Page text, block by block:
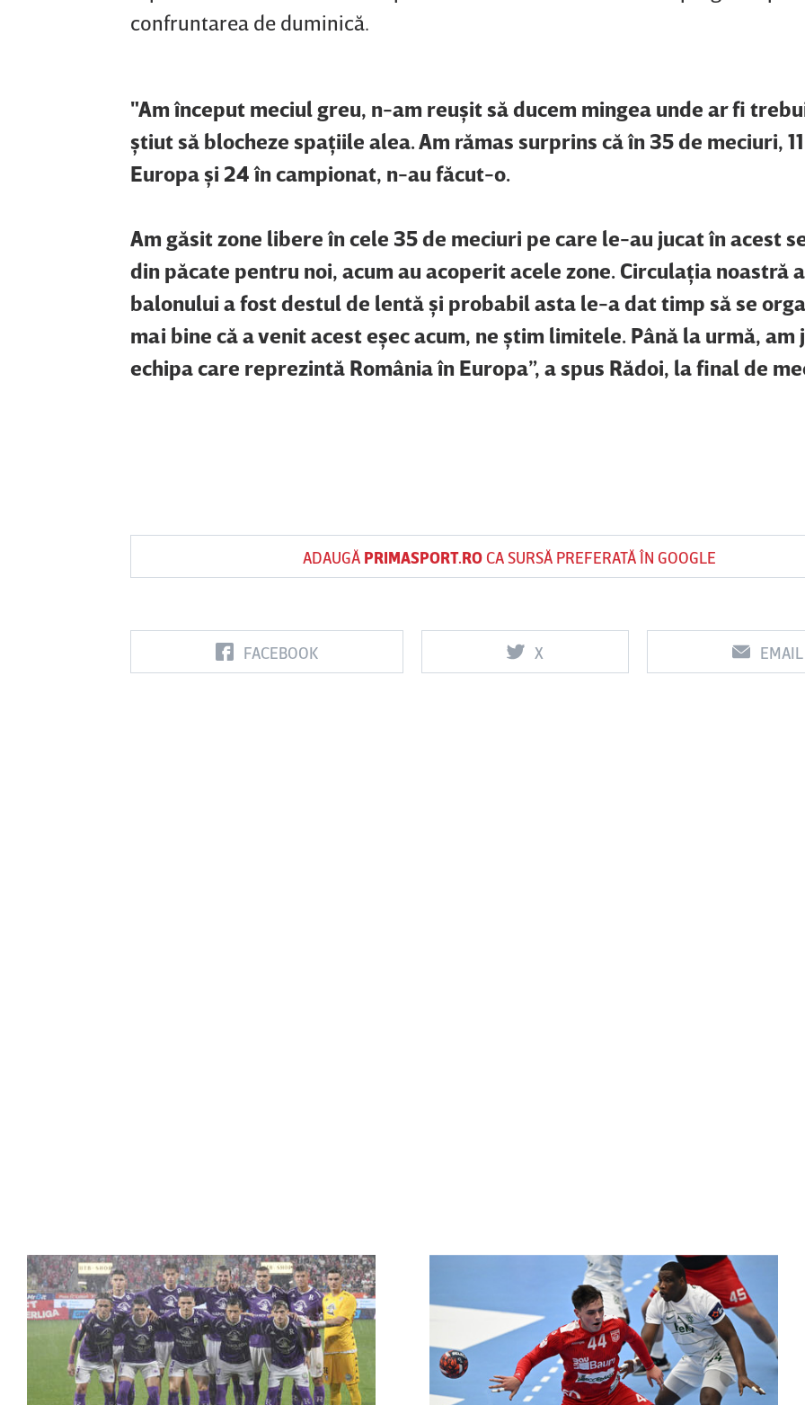
confruntarea de duminică.
"Am început meciul greu, n-am reuşit să ducem mingea unde ar fi
ştiut să blocheze spaţiile alea. Am rămas surprins că în 35 de meciuri,
Europa şi 24 în campionat, n-au făcut-o.
Am găsit zone libere în cele 35 de meciuri pe care le-au jucat în acest
din păcate pentru noi, acum au acoperit acele zone. Circulaţia noastră a
balonului a fost destul de lentă şi probabil asta le-a dat timp să se
mai bine că a venit acest eşec acum, ne ştim limitele. Până la urmă, am
echipa care reprezintă România în Europa”, a spus Rădoi, la final de
ADAUGĂ PRIMASPORT.ROCA SURSĂ PREFERATĂ ÎN GOOGLE
FACEBOOK X EMAIL